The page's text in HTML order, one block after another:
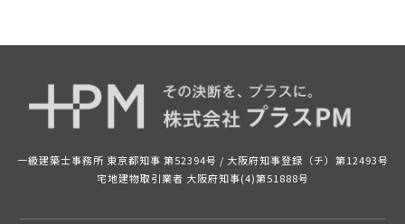
一級建築士事務所 東京都知事 第52394号 / 大阪府知事登録（チ）第12493号
宅地建物取引業者 大阪府知事(4)第51888号